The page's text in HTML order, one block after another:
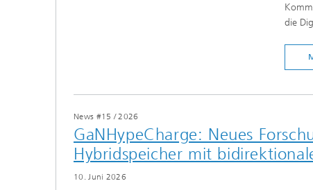
die
News #15 /2026
GaNHypeCharge: Neues
Hybridspeicher mit
10. Juni 2026